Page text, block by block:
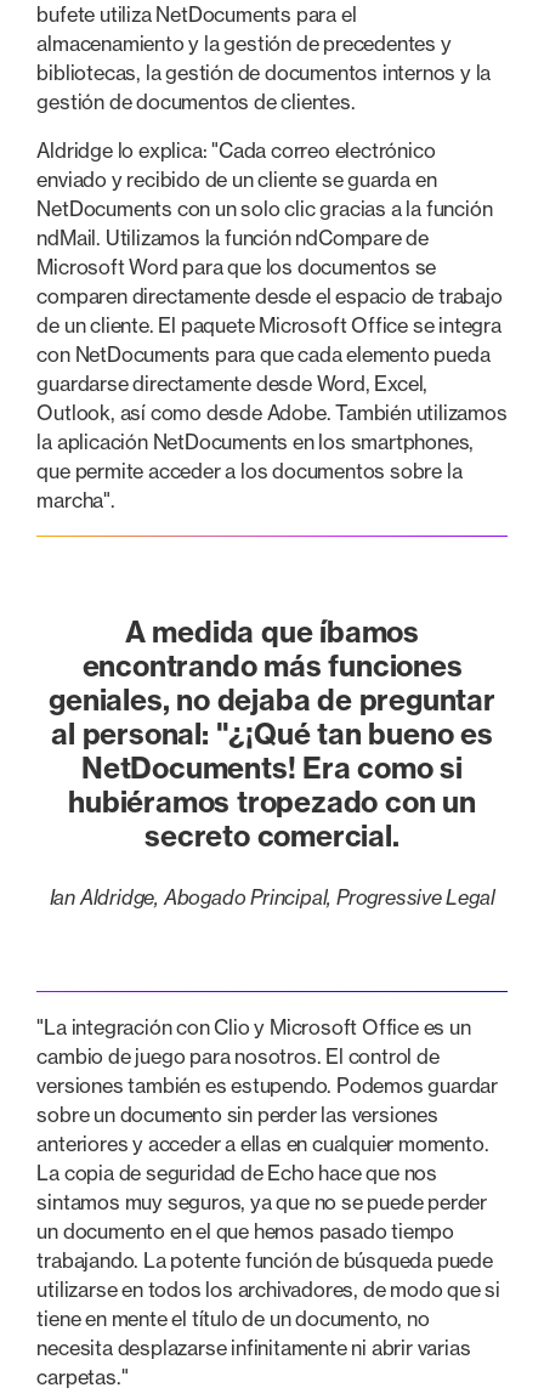
bufete utiliza NetDocuments para el
almacenamiento y la gestión de precedentes y
bibliotecas, la gestión de documentos internos y la
gestión de documentos de clientes.
Aldridge lo explica: "Cada correo electrónico
enviado y recibido de un cliente se guarda en
NetDocuments con un solo clic gracias a la función
ndMail. Utilizamos la función ndCompare de
Microsoft Word para que los documentos se
comparen directamente desde el espacio de trabajo
de un cliente. El paquete Microsoft Office se integra
con NetDocuments para que cada elemento pueda
guardarse directamente desde Word, Excel,
Outlook, así como desde Adobe. También utilizamos
la aplicación NetDocuments en los smartphones,
que permite acceder a los documentos sobre la
marcha".
A medida que íbamos
encontrando más funciones
geniales, no dejaba de preguntar
al personal: "¿¡Qué tan bueno es
NetDocuments! Era como si
hubiéramos tropezado con un
secreto comercial.
Ian Aldridge, Abogado Principal, Progressive Legal
"La integración con Clio y Microsoft Office es un
cambio de juego para nosotros. El control de
versiones también es estupendo. Podemos guardar
sobre un documento sin perder las versiones
anteriores y acceder a ellas en cualquier momento.
La copia de seguridad de Echo hace que nos
sintamos muy seguros, ya que no se puede perder
un documento en el que hemos pasado tiempo
trabajando. La potente función de búsqueda puede
utilizarse en todos los archivadores, de modo que si
tiene en mente el título de un documento, no
necesita desplazarse infinitamente ni abrir varias
carpetas."